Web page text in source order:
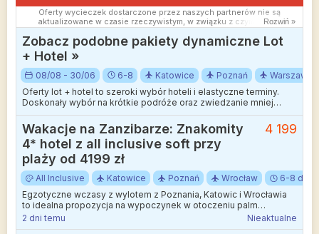
Oferty wycieczek dostarczone przez naszych partnerów nie są
aktualizowane w czasie rzeczywistym, w związku z czym ceny i
dostępność ofert mogą się nieznacznie różnić od aktualnych.
Dokładamy wszelkich starań aby rozbieżności były jak najmniejsze.
Rozwiń »
Zobacz podobne pakiety dynamiczne Lot
+ Hotel »
08/08 - 30/06 6-8 Katowice Poznań
Warszawa
Oferty lot + hotel to szeroki wybór hoteli i elastyczne terminy.
Doskonały wybór na krótkie podróże oraz zwiedzanie mniej
wakacyjnych kierunków.
Wakacje na Zanzibarze: Znakomity
4* hotel z all inclusive soft przy
plaży od 4199 zł
4 199
All Inclusive Katowice Poznań Wrocław
6-8 dni
Egzotyczne wczasy z wylotem z Poznania, Katowic i Wrocławia
to idealna propozycja na wypoczynek w otoczeniu palm
kokosowych i błękitnego oceanu.
2 dni temu Nieaktualne